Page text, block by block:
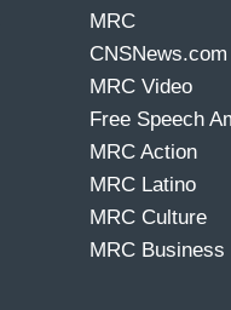
MRC
CNSNews.com
MRC Video
Free Speech
MRC Action
MRC Latino
MRC Culture
MRC Business